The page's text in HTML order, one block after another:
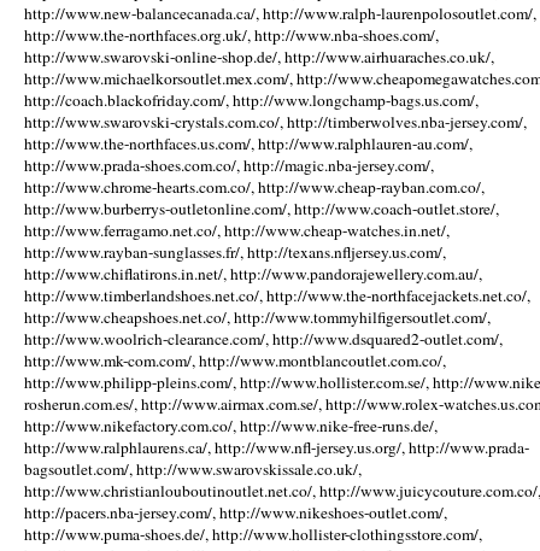
http://www.new-balancecanada.ca/, http://www.ralph-laurenpolosoutlet.com/,
http://www.the-northfaces.org.uk/, http://www.nba-shoes.com/,
http://www.swarovski-online-shop.de/, http://www.airhuaraches.co.uk/,
http://www.michaelkorsoutlet.mex.com/, http://
http://coach.blackofriday.com/, http://www.longchamp-bags.us.com/,
http://www.swarovski-crystals.com.co/, http://timberwolves.nba-jersey.com/,
http://www.the-northfaces.us.com/, http://www.ralphlauren-au.com/,
http://www.prada-shoes.com.co/, http://magic.nba-jersey.com/,
http://www.chrome-hearts.com.co/, http://www.cheap-rayban.com.co/,
http://www.burberrys-outletonline.com/, http://www.coach-outlet.store/,
http://www.ferragamo.net.co/, http://www.cheap-watches.in.net/,
http://www.rayban-sunglasses.fr/, http://texans.nfljersey.us.com/,
http://www.chiflatirons.in.net/, http://www.pandorajewellery.com.au/,
http://www.timberlandshoes.net.co/, http://www.the-northfacejackets.net.co/,
http://www.cheapshoes.net.co/, http://www.tommyhilfigersoutlet.com/,
http://www.woolrich-clearance.com/, http://www.dsquared2-outlet.com/,
http://www.mk-com.com/, http://www.montblancoutlet.com.co/,
http://www.philipp-pleins.com/, http://www.hollister.com.se/, http://
rosherun.com.es/, http://www.airmax.com.se/, http://www.rolex-
http://www.nikefactory.com.co/, http://www.nike-free-runs.de/,
http://www.ralphlaurens.ca/, http://www.nfl-jersey.us.org/, http://www.prada-
bagsoutlet.com/, http://www.swarovskissale.co.uk/,
http://www.christianlouboutinoutlet.net.co/, http://www.juicycouture.com.co/,
http://pacers.nba-jersey.com/, http://www.nikeshoes-outlet.com/,
http://www.puma-shoes.de/, http://www.hollister-clothingsstore.com/,